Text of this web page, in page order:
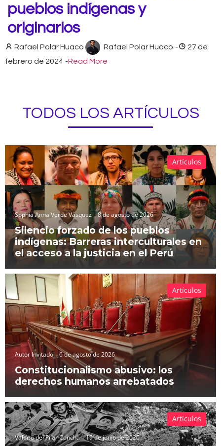
pueblos indígenas y
originarios
Rafael Polar Huaco Rafael Polar Huaco -
27 de
febrero de 2024 -Read More
TODOS LOS ARTÍCULOS
Sophia Anna Verde Vásquez 8 de agosto de 2026
Silencio forzado de los pueblos
indígenas: Barreras interculturales en
el acceso a la justicia en el Perú
Artículos
Autor Invitado 6 de agosto de 2026
Constitucionalismo abusivo: los
derechos humanos arrebatados
Artículos
Valeria del Pilar Concha 19 de junio de 2026
Artículos